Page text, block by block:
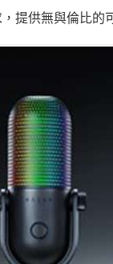
提供無與倫比的